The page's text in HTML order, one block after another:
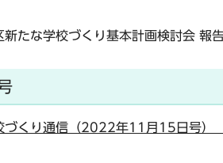
新たな学校づくり基本計画検討会 報
づくり通信（2022年11月15日号）